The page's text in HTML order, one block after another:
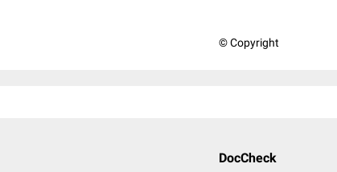
© Copyright
DocCheck